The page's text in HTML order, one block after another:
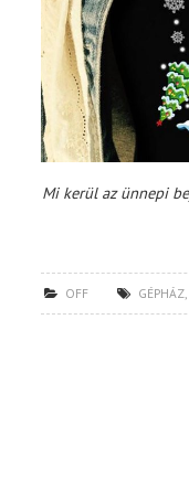
CIKK
PÓLÓ RENDELÉS
Mi kerül az ünnepi
OFF GÉPHÁZ